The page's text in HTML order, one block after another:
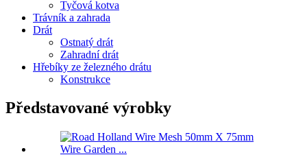
Tyčová kotva
Trávník a zahrada
Drát
Ostnatý drát
Zahradní drát
Hřebíky ze železného drátu
Konstrukce
Představované výrobky